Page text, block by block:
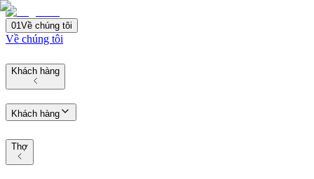
01Về chúng tôi
Về chúng tôi
Khách hàng
Khách hàng
Thợ